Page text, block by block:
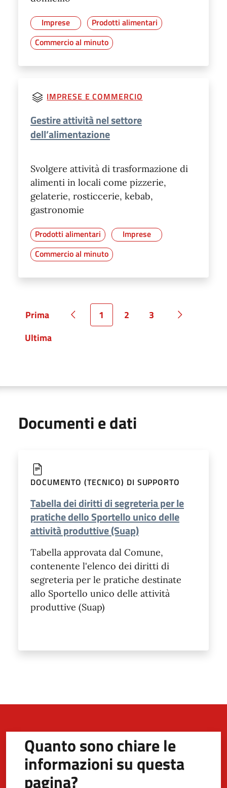
Imprese
Prodotti alimentari
Commercio al minuto
IMPRESE E COMMERCIO
Gestire attività nel settore
dell’alimentazione
Svolgere attività di trasformazione di
alimenti in locali come pizzerie,
gelaterie, rosticcerie, kebab,
gastronomie
Prodotti alimentari
Imprese
Commercio al minuto
Pagina
Prima Pagina precedente
Pagina
1 Pagina
2 Pagina
3
Pagina
Pagina
Ultima
Documenti e dati
DOCUMENTO (TECNICO) DI SUPPORTO
Tabella dei diritti di segreteria per le
pratiche dello Sportello unico delle
attività produttive (Suap)
Tabella approvata dal Comune,
contenente l'elenco dei diritti di
segreteria per le pratiche destinate
allo Sportello unico delle attività
produttive (Suap)
Quanto sono chiare le
informazioni su questa
pagina?